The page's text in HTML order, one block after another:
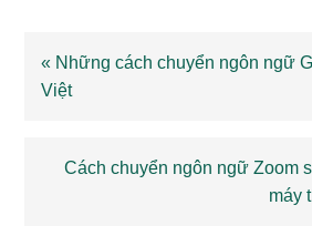
Previous
Post:
« Những cách chuyển ngôn ngữ
Việt
Next
Cách chuyển ngôn ngữ Zoom
máy